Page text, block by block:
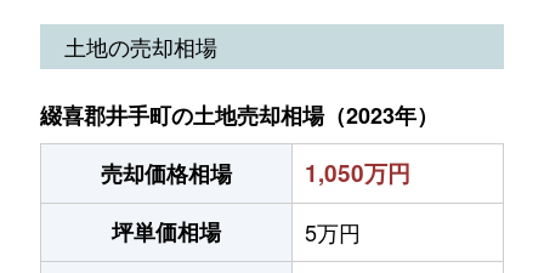
土地の売却相場
綴喜郡井手町の土地売却相場（2023年）
売却価格相場
1,050万円
坪単価相場
5万円